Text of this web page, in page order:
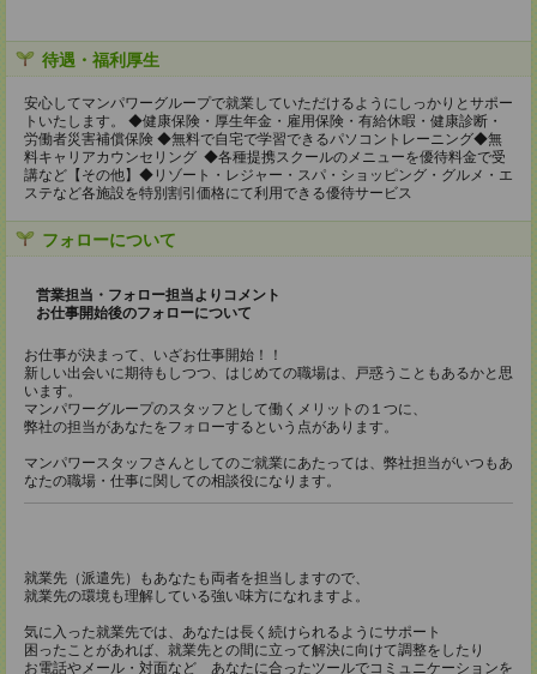
待遇・福利厚生
安心してマンパワーグループで就業していただけるようにしっかりとサポー
トいたします。 ◆健康保険・厚生年金・雇用保険・有給休暇・健康診断・
労働者災害補償保険 ◆無料で自宅で学習できるパソコントレーニング◆無
料キャリアカウンセリング ◆各種提携スクールのメニューを優待料金で受
講など【その他】◆リゾート・レジャー・スパ・ショッピング・グルメ・エ
ステなど各施設を特別割引価格にて利用できる優待サービス
フォローについて
営業担当・フォロー担当よりコメント
お仕事開始後のフォローについて
お仕事が決まって、いざお仕事開始！！
新しい出会いに期待もしつつ、はじめての職場は、戸惑うこともあるかと思
います。
マンパワーグループのスタッフとして働くメリットの１つに、
弊社の担当があなたをフォローするという点があります。
マンパワースタッフさんとしてのご就業にあたっては、弊社担当がいつもあ
なたの職場・仕事に関しての相談役になります。
就業先（派遣先）もあなたも両者を担当しますので、
就業先の環境も理解している強い味方になれますよ。
気に入った就業先では、あなたは長く続けられるようにサポート
困ったことがあれば、就業先との間に立って解決に向けて調整をしたり
お電話やメール・対面など あなたに合ったツールでコミュニケーションを